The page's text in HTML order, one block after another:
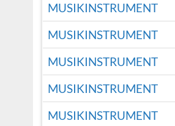
MUSIKINSTRUMENT
MUSIKINSTRUMENT
MUSIKINSTRUMENT
MUSIKINSTRUMENT
MUSIKINSTRUMENT